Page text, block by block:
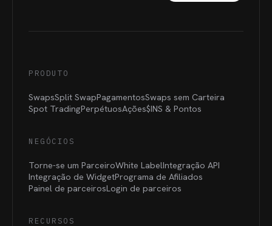
PRODUTO
SwapsSplit SwapPagamentosSwaps sem Carteira
Spot TradingPerpétuosAções$INS & Pontos
NEGÓCIOS
Torne-se um ParceiroWhite LabelIntegração API
Integração de WidgetPrograma de Afiliados
Painel de parceirosLogin de parceiros
RECURSOS